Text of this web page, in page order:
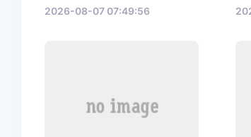
2026-08-07 07:49:56